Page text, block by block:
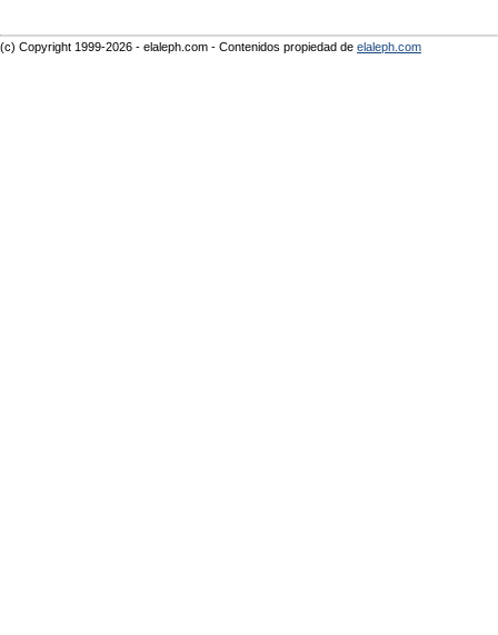
(c) Copyright 1999-2026 - elaleph.com - Contenidos propiedad de elaleph.com